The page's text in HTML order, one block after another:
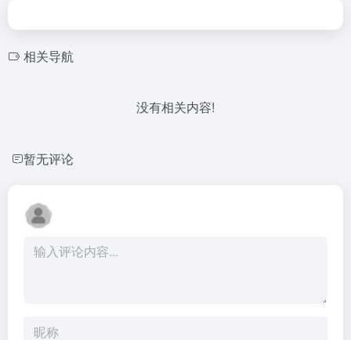
相关导航
没有相关内容!
暂无评论